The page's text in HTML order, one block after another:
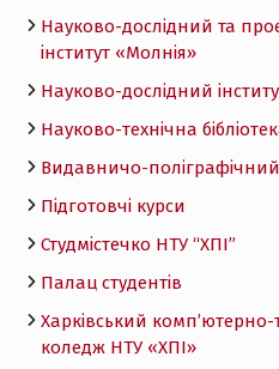
Науково-дослідний та
інститут «Молнія»
Науково-дослідний
Науково-технічна
Видавничо-
Підготовчі курси
Студмістечко НТУ “ХПІ”
Палац студентів
Харківський
коледж НТУ «ХПI»